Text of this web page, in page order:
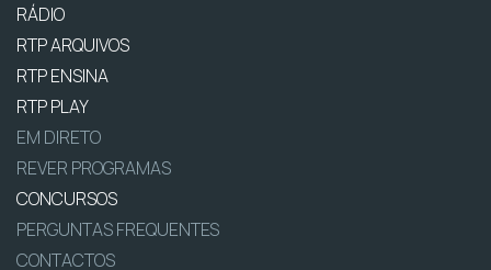
RÁDIO
RTP ARQUIVOS
RTP ENSINA
RTP PLAY
EM DIRETO
REVER PROGRAMAS
CONCURSOS
PERGUNTAS FREQUENTES
CONTACTOS